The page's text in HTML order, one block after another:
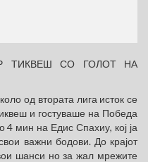
ТИКВЕШ СО ГОЛОТ НА
од втората лига исток се
и гостуваше на Победа
мин на Едис Спахиу, кој ја
важни бодови. До крајот
шанси но за жал мрежите